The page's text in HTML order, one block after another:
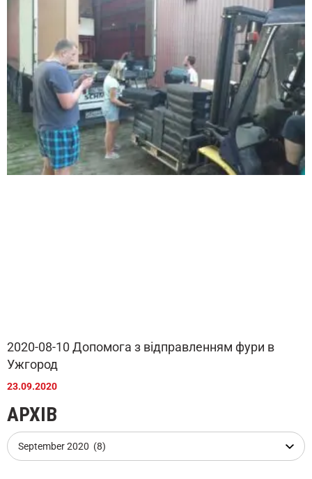
2020-08-10 Допомога з відправленням фури в
Ужгород
23.09.2020
АРХІВ